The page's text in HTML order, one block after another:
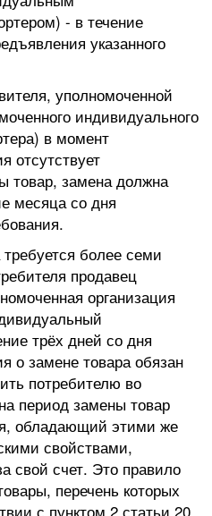
- в течение
указанного
уполномоченной
индивидуального
в момент
отсутствует
товар, замена должна
месяца со дня
более семи
продавец
организация
трёх дней со дня
о замене товара обязан
потребителю во
период замены товар
обладающий этими же
свойствами,
свой счет. Это правило
перечень которых
с пунктом 2 статьи 20